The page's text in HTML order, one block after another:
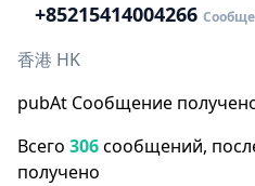
+85215414004266
香港 HK
pubAt Сообщение
Всего 306сообщений,
получено